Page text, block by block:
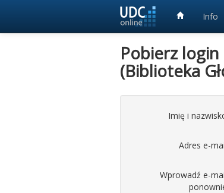
Info
Pobierz
(Biblioteka
Imię i
Adres e-
Wprowadź e-